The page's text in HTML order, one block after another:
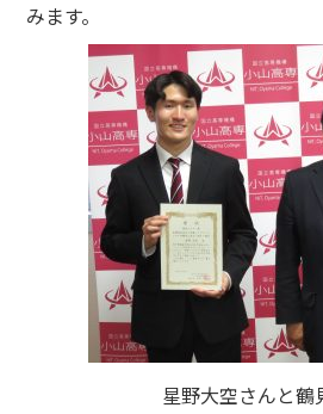
みます。
星野大空さんと鶴